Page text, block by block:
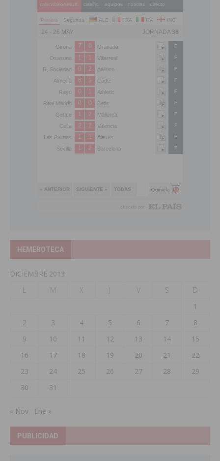
HEMEROTECA
DICIEMBRE 2013
L
M X J V S
D
1
2
3 4 5 6 7
8
9
10 11 12 13 14
15
16
17 18 19 20 21
22
23
24 25 26 27 28
29
30
31
« Nov Ene »
PUBLICIDAD